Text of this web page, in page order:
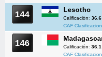
144 Lesotho
Calificación: 36.6
CAF
146 Calificación: 36.1
CAF